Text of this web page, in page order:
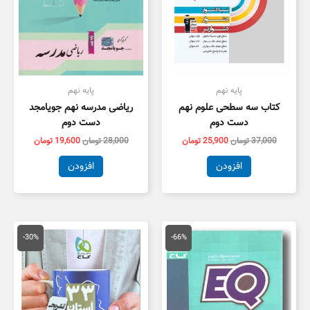
پایه نهم
کتاب سه سطحی علوم نهم
دست دوم
37,000تومان25,900تومان
افزودن
پایه نهم
ریاضی مدرسه نهم جویامجد
دست دوم
28,000تومان19,600 تومان
افزودن
-66%
590,000 تومان
بود.
قیمت
فعلی
198,300 تومان
است.
-30%
قیمت
اصلی
13,000 تومان
بود.
قیمت
فعلی
است.